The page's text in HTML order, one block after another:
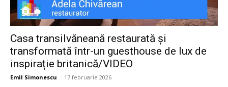
Casa transilvăneană restaurată și
transformată într-un guesthouse de lux de
inspirație britanică/VIDEO
Emil Simonescu - 17 februarie 2026